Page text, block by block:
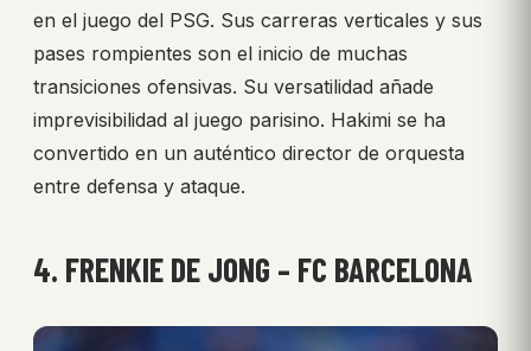
en el juego del PSG. Sus carreras verticales y sus
pases rompientes son el inicio de muchas
transiciones ofensivas. Su versatilidad añade
imprevisibilidad al juego parisino. Hakimi se ha
convertido en un auténtico director de orquesta
entre defensa y ataque.
4. FRENKIE DE JONG – FC BARCELONA